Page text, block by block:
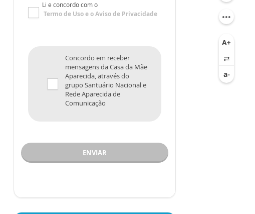
Li e concordo com o
Termo de Usoe oAviso de Privacidade
Concordo em receber
mensagens da Casa da Mãe
Aparecida, através do
grupo Santuário Nacional e
Rede Aparecida de
Comunicação
ENVIAR